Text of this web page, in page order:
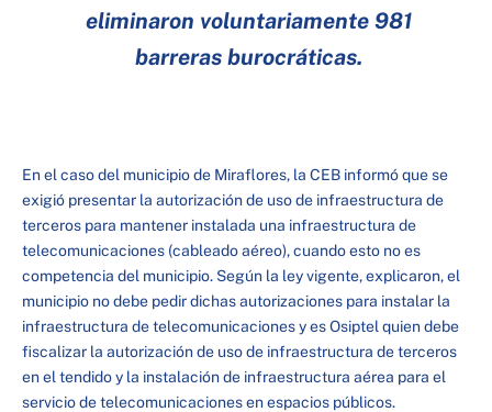
eliminaron voluntariamente 981
barreras burocráticas.
En el caso del municipio de Miraflores, la CEB informó que se
exigió presentar la autorización de uso de infraestructura de
terceros para mantener instalada una infraestructura de
telecomunicaciones (cableado aéreo), cuando esto no es
competencia del municipio. Según la ley vigente, explicaron, el
municipio no debe pedir dichas autorizaciones para instalar la
infraestructura de telecomunicaciones y es Osiptel quien debe
fiscalizar la autorización de uso de infraestructura de terceros
en el tendido y la instalación de infraestructura aérea para el
servicio de telecomunicaciones en espacios públicos.